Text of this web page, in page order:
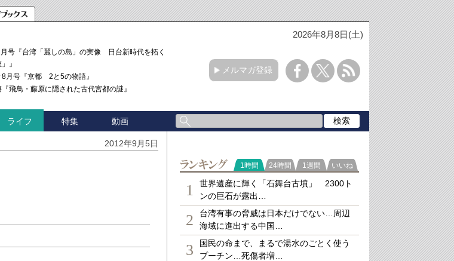
2026年8月8日(土)
号『台湾「麗しの島」の実像 日台新時代を拓く「3
』
8月号『京都 2と5の物語』
飛鳥・藤原に隠された古代宮都の謎』
メルマガ登録
ライフ 特集 動画
2012年9月5日
ランキング
1時間 24時間 1週間 いいね
1
世界遺産に輝く「石舞台古墳」 2300ト
ンの巨石が露出…
2
台湾有事の脅威は日本だけでない…周辺
海域に進出する中国…
3
国民の命まで、まるで湯水のごとく使う
プーチン…死傷者増…